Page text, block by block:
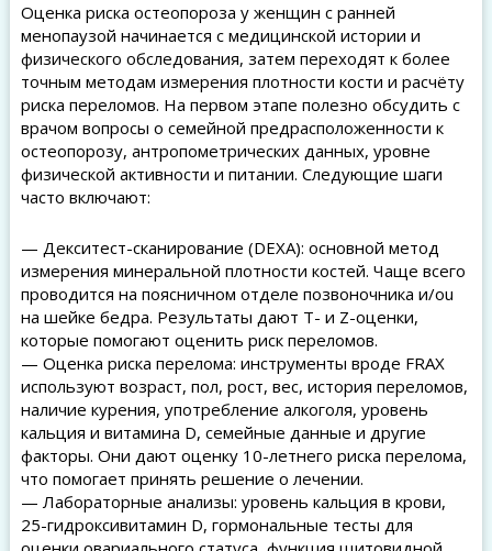
Оценка риска остеопороза у женщин с ранней
менопаузой начинается с медицинской истории и
физического обследования, затем переходят к более
точным методам измерения плотности кости и расчёту
риска переломов. На первом этапе полезно обсудить с
врачом вопросы о семейной предрасположенности к
остеопорозу, антропометрических данных, уровне
физической активности и питании. Следующие шаги
часто включают:
— Декситест-сканирование (DEXA): основной метод
измерения минеральной плотности костей. Чаще всего
проводится на поясничном отделе позвоночника и/ou
на шейке бедра. Результаты дают T- и Z-оценки,
которые помогают оценить риск переломов.
— Оценка риска перелома: инструменты вроде FRAX
используют возраст, пол, рост, вес, история переломов,
наличие курения, употребление алкоголя, уровень
кальция и витамина D, семейные данные и другие
факторы. Они дают оценку 10-летнего риска перелома,
что помогает принять решение о лечении.
— Лабораторные анализы: уровень кальция в крови,
25-гидроксивитамин D, гормональные тесты для